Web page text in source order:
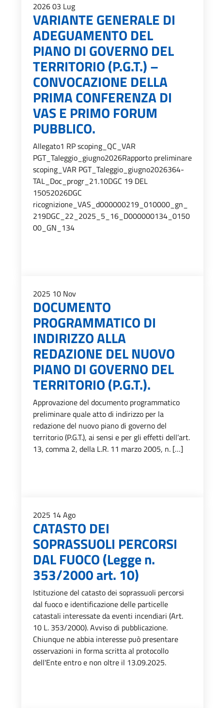
202603 Lug
VARIANTE GENERALE DI
ADEGUAMENTO DEL
PIANO DI GOVERNO DEL
TERRITORIO (P.G.T.) –
CONVOCAZIONE DELLA
PRIMA CONFERENZA DI
VAS E PRIMO FORUM
PUBBLICO.
Allegato1 RP scoping_QC_VAR
PGT_Taleggio_giugno2026Rapporto preliminare
scoping_VAR PGT_Taleggio_giugno2026364-
TAL_Doc_progr_21.10DGC 19 DEL
15052026DGC
ricognizione_VAS_d000000219_010000_gn_
219DGC_22_2025_5_16_D000000134_0150
00_GN_134
2025 10 Nov
DOCUMENTO
PROGRAMMATICO DI
INDIRIZZO ALLA
REDAZIONE DEL NUOVO
PIANO DI GOVERNO DEL
TERRITORIO (P.G.T.).
Approvazione del documento programmatico
preliminare quale atto di indirizzo per la
redazione del nuovo piano di governo del
territorio (P.G.T.), ai sensi e per gli effetti dell’art.
13, comma 2, della L.R. 11 marzo 2005, n. […]
2025 14Ago
CATASTO DEI
SOPRASSUOLI PERCORSI
DAL FUOCO (Legge n.
353/2000 art. 10)
Istituzione del catasto dei soprassuoli percorsi
dal fuoco e identificazione delle particelle
catastali interessate da eventi incendiari (Art.
10 L. 353/2000). Avviso di pubblicazione.
Chiunque ne abbia interesse può presentare
osservazioni in forma scritta al protocollo
dell'Ente entro e non oltre il 13.09.2025.